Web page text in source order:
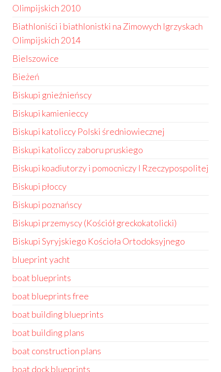
Olimpijskich 2010
Biathloniści i biathlonistki na Zimowych Igrzyskach
Olimpijskich 2014
Bielszowice
Bieżeń
Biskupi gnieźnieńscy
Biskupi kamienieccy
Biskupi katoliccy Polski średniowiecznej
Biskupi katoliccy zaboru pruskiego
Biskupi koadiutorzy i pomocniczy I Rzeczypospolitej
Biskupi płoccy
Biskupi poznańscy
Biskupi przemyscy (Kościół greckokatolicki)
Biskupi Syryjskiego Kościoła Ortodoksyjnego
blueprint yacht
boat blueprints
boat blueprints free
boat building blueprints
boat building plans
boat construction plans
boat dock blueprints